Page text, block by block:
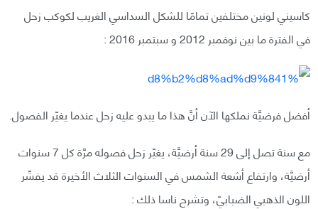
كاسيني لونين مختلفين تمامًا للشكل السداسي الغريب لكوكب زحل
في الفترة ما بين نوفمبر 2012 و سبتمبر 2016 :
أفضل فرضيَّة نملكها الآن أنَّ هذا ما يبدو عليه زحل عندما يغيّر الفصول.
مع سنة تصل إلى 29 سنة أرضيَّة، يغيّر زحل فصوله مرَّة كل 7 سنوات
أرضيَّة، وارتفاع أشعة الشمس في السنوات الثلاث الأخيرة قد يفسِّر
اللون الذهبي الضبابيّ، وتشرح ناسا ذلك :